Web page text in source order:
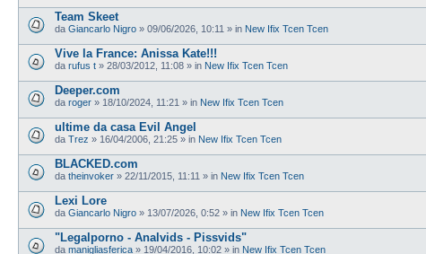
Team Skeet
da Giancarlo Nigro » 09/06/2026, 10:11 » in New Ifix Tcen Tcen
Vive la France: Anissa Kate!!!
da rufus t » 28/03/2012, 11:08 » in New Ifix Tcen Tcen
Deeper.com
da roger » 18/10/2024, 11:21 » in New Ifix Tcen Tcen
ultime da casa Evil Angel
da Trez » 16/04/2006, 21:25 » in New Ifix Tcen Tcen
BLACKED.com
da theinvoker » 22/11/2015, 11:11 » in New Ifix Tcen Tcen
Lexi Lore
da Giancarlo Nigro » 13/07/2026, 0:52 » in New Ifix Tcen Tcen
"Legalporno - Analvids - Pissvids"
da manigliasferica » 19/04/2016, 10:02 » in New Ifix Tcen Tcen